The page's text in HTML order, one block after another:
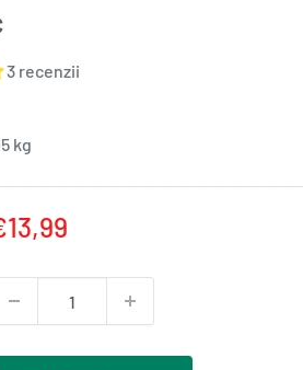
3 recenzii
kg